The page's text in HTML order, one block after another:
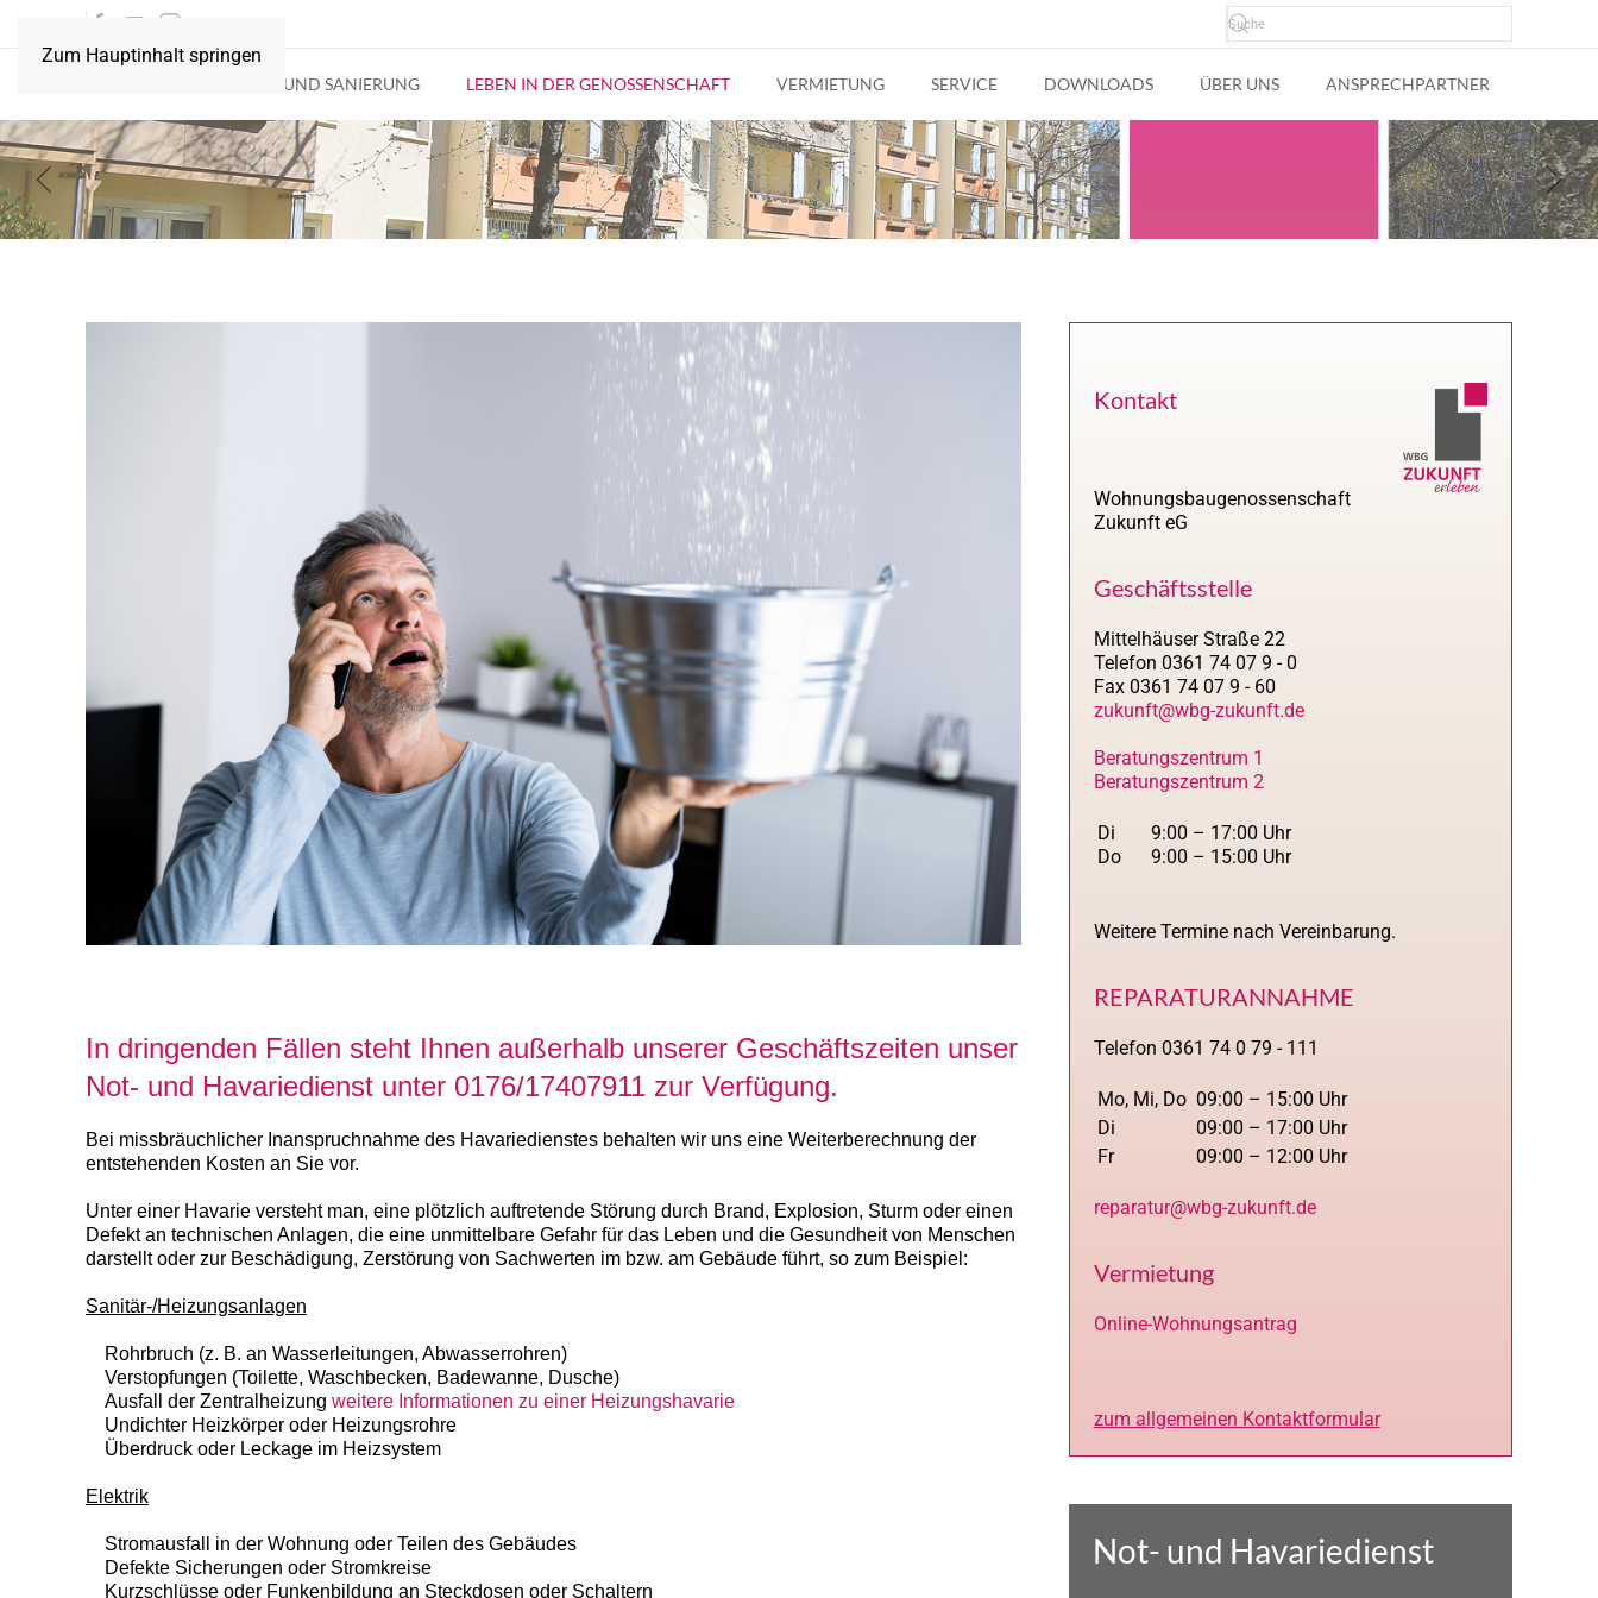
Zum Hauptinhalt springen
BAU UND SANIERUNG LEBEN IN DER GENOSSENSCHAFT VERMIETUNG SERVICE DOWNLOADS ÜBER UNS ANSPRECHPARTNER
In dringenden Fällen steht Ihnen außerhalb unserer Geschäftszeiten unser
Not- und Havariedienst unter 0176/17407911 zur Verfügung.
Bei missbräuchlicher Inanspruchnahme des Havariedienstes behalten wir uns eine Weiterberechnung der
entstehenden Kosten an Sie vor.
Unter einer Havarie versteht man, eine plötzlich auftretende Störung durch Brand, Explosion, Sturm oder einen
Defekt an technischen Anlagen, die eine unmittelbare Gefahr für das Leben und die Gesundheit von Menschen
darstellt oder zur Beschädigung, Zerstörung von Sachwerten im bzw. am Gebäude führt, so zum Beispiel:
Sanitär-/Heizungsanlagen
Rohrbruch (z. B. an Wasserleitungen, Abwasserrohren)
Verstopfungen (Toilette, Waschbecken, Badewanne, Dusche)
Ausfall der Zentralheizung weitere Informationen zu einer Heizungshavarie
Undichter Heizkörper oder Heizungsrohre
Überdruck oder Leckage im Heizsystem
Elektrik
Stromausfall in der Wohnung oder Teilen des Gebäudes
Defekte Sicherungen oder Stromkreise
Kurzschlüsse oder Funkenbildung an Steckdosen oder Schaltern
Kontakt
Wohnungsbaugenossenschaft
Zukunft eG
Geschäftsstelle
Mittelhäuser Straße 22
Telefon 0361 74 07 9 - 0
Fax 0361 74 07 9 - 60
zukunft@wbg-zukunft.de
Beratungszentrum 1
Beratungszentrum 2
Di
Do
9:00 – 17:00 Uhr
9:00 – 15:00 Uhr
Weitere Termine nach Vereinbarung.
REPARATURANNAHME
Telefon 0361 74 0 79 - 111
Mo, Mi, Do 09:00 – 15:00 Uhr
Di
09:00 – 17:00 Uhr
Fr
09:00 – 12:00 Uhr
reparatur@wbg-zukunft.de
Vermietung
Online-Wohnungsantrag
zum allgemeinen Kontaktformular
Not- und Havariedienst